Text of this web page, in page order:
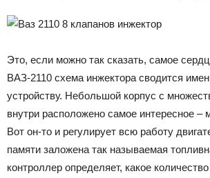
Это, если можно так сказать, самое
ВАЗ-2110 схема инжектора сводится
устройству. Небольшой корпус с
внутри расположено самое интересное –
Вот он-то и регулирует всю работу
памяти заложена так называемая
контроллер определяет, какое